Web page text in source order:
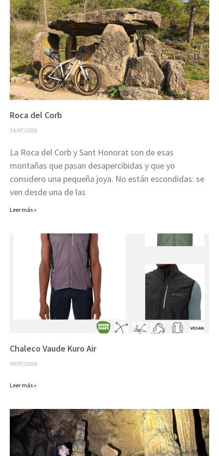
Roca del Corb
14/07/2026
La Roca del Corb y Sant Honorat son de esas
montañas que pasan desapercibidas y que yo
considero una pequeña joya. No están escondidas: se
ven desde una de las
Leer más »
Chaleco Vaude Kuro Air
09/07/2026
Leer más »